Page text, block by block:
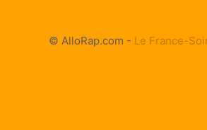
© AlloRap.com - Le France-